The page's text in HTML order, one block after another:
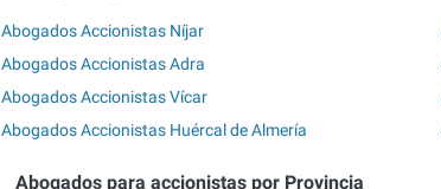
Abogados Accionistas Níjar
Abogados Accionistas Adra
Abogados Accionistas Vícar
Abogados Accionistas Huércal de Almería
Abogados para accionistas por Provincia